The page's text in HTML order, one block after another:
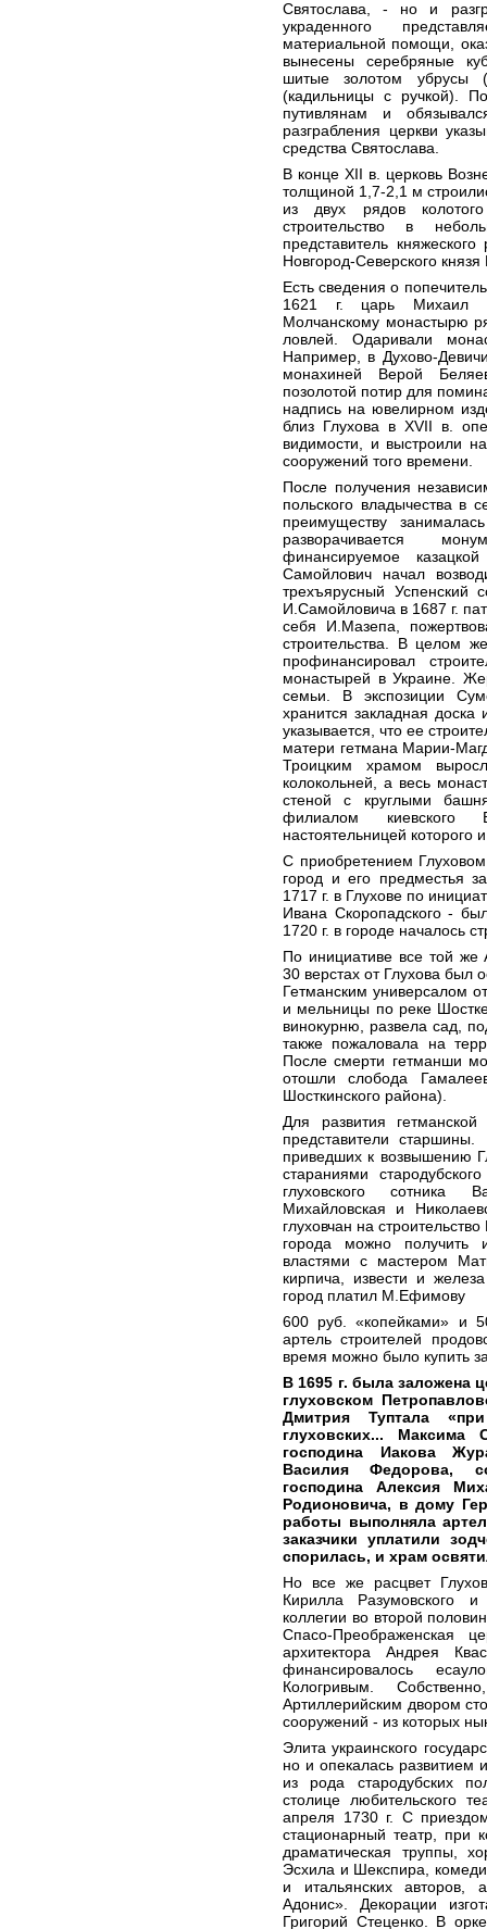
Святослава, - но и
украденного
материальной помощи,
вынесены серебряные
шитые золотом убрусы
(кадильницы с ручкой).
путивлянам и
разграбления церкви
средства Святослава.
В конце XII в. церковь
толщиной 1,7-2,1 м
из двух рядов
строительство в
представитель
Новгород-Северского
Есть сведения о
1621 г. царь Михаил
Молчанскому монастырю
ловлей. Одаривали
Например, в Духово-
монахиней Верой
позолотой потир для
надпись на ювелирном
близ Глухова в XVII в.
видимости, и выстроили
сооружений того времени.
После получения
польского владычества в
преимуществу
разворачивается
финансируемое
Самойлович начал
трехъярусный Успенский
И.Самойловича в 1687 г.
себя И.Мазепа,
строительства. В целом
профинансировал
монастырей в Украине.
семьи. В экспозиции
хранится закладная доска
указывается, что ее
матери гетмана Марии-
Троицким храмом
колокольней, а весь
стеной с круглыми
филиалом киевского
настоятельницей
С приобретением Глуховом
город и его предместья
1717 г. в Глухове по
Ивана Скоропадского -
1720 г. в городе началось
По инициативе все той же
30 верстах от Глухова был
Гетманским универсалом
и мельницы по реке
винокурню, развела сад,
также пожаловала на
После смерти гетманши
отошли слобода
Шосткинского района).
Для развития
представители
приведших к возвышению
стараниями
глуховского сотника
Михайловская и
глуховчан на
города можно получить
властями с мастером
кирпича, извести и
город платил М.Ефимову
600 руб. «копейками» и
артель строителей
время можно было купить
В 1695 г. была заложена
глуховском
Дмитрия Туптала
глуховских... Максима
господина Иакова
Василия Федорова,
господина Алексия
Родионовича, в дому
работы выполняла
заказчики уплатили
спорилась, и храм
Но все же расцвет
Кирилла Разумовского и
коллегии во второй
Спасо-Преображенская
архитектора Андрея
финансировалось
Кологривым.
Артиллерийским двором
сооружений - из которых
Элита украинского
но и опекалась развитием
из рода стародубских
столице любительского
апреля 1730 г. С
стационарный театр, при
драматическая труппы,
Эсхила и Шекспира,
и итальянских
Адонис». Декорации
Григорий Стеценко. В